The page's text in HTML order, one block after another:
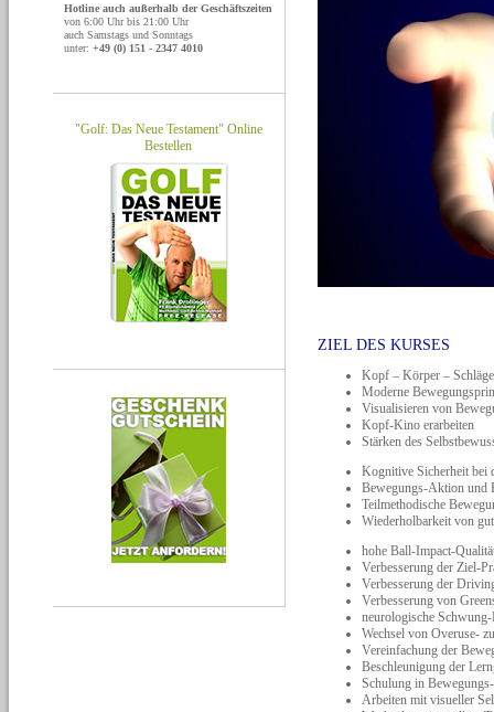
Hotline auch außerhalb der Geschäftszeiten
von 6:00 Uhr bis 21:00 Uhr
auch Samstags und Sonntags
unter: +49 (0) 151 - 2347 4010
"Golf: Das Neue Testament" Online
Bestellen
ZIEL DES KURSES
Kopf – Körper –
Moderne
Visualisieren von
Kopf-Kino erarbeiten
Stärken des
Kognitive Sicherheit bei
Bewegungs-Aktion und
Teilmethodische
Wiederholbarkeit von
hohe Ball-Impact-
Verbesserung der Ziel-
Verbesserung der
Verbesserung von
neurologische
Wechsel von Overuse-
Vereinfachung der
Beschleunigung der
Schulung in
Arbeiten mit visueller